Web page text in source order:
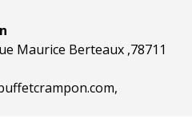
Maurice Berteaux ,78711